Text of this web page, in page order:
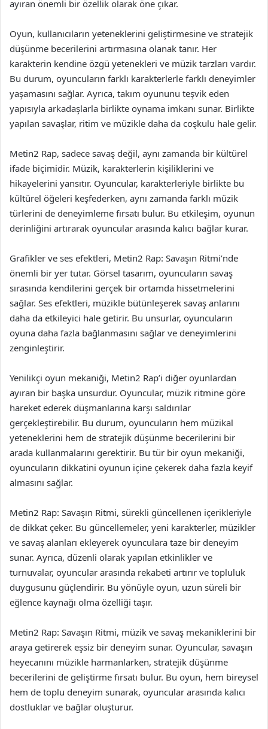
ayıran önemli bir özellik olarak öne çıkar.
Oyun, kullanıcıların yeteneklerini geliştirmesine ve stratejik
düşünme becerilerini artırmasına olanak tanır. Her
karakterin kendine özgü yetenekleri ve müzik tarzları vardır.
Bu durum, oyuncuların farklı karakterlerle farklı deneyimler
yaşamasını sağlar. Ayrıca, takım oyununu teşvik eden
yapısıyla arkadaşlarla birlikte oynama imkanı sunar. Birlikte
yapılan savaşlar, ritim ve müzikle daha da coşkulu hale gelir.
Metin2 Rap, sadece savaş değil, aynı zamanda bir kültürel
ifade biçimidir. Müzik, karakterlerin kişiliklerini ve
hikayelerini yansıtır. Oyuncular, karakterleriyle birlikte bu
kültürel öğeleri keşfederken, aynı zamanda farklı müzik
türlerini de deneyimleme fırsatı bulur. Bu etkileşim, oyunun
derinliğini artırarak oyuncular arasında kalıcı bağlar kurar.
Grafikler ve ses efektleri, Metin2 Rap: Savaşın Ritmi’nde
önemli bir yer tutar. Görsel tasarım, oyuncuların savaş
sırasında kendilerini gerçek bir ortamda hissetmelerini
sağlar. Ses efektleri, müzikle bütünleşerek savaş anlarını
daha da etkileyici hale getirir. Bu unsurlar, oyuncuların
oyuna daha fazla bağlanmasını sağlar ve deneyimlerini
zenginleştirir.
Yenilikçi oyun mekaniği, Metin2 Rap’i diğer oyunlardan
ayıran bir başka unsurdur. Oyuncular, müzik ritmine göre
hareket ederek düşmanlarına karşı saldırılar
gerçekleştirebilir. Bu durum, oyuncuların hem müzikal
yeteneklerini hem de stratejik düşünme becerilerini bir
arada kullanmalarını gerektirir. Bu tür bir oyun mekaniği,
oyuncuların dikkatini oyunun içine çekerek daha fazla keyif
almasını sağlar.
Metin2 Rap: Savaşın Ritmi, sürekli güncellenen içerikleriyle
de dikkat çeker. Bu güncellemeler, yeni karakterler, müzikler
ve savaş alanları ekleyerek oyunculara taze bir deneyim
sunar. Ayrıca, düzenli olarak yapılan etkinlikler ve
turnuvalar, oyuncular arasında rekabeti artırır ve topluluk
duygusunu güçlendirir. Bu yönüyle oyun, uzun süreli bir
eğlence kaynağı olma özelliği taşır.
Metin2 Rap: Savaşın Ritmi, müzik ve savaş mekaniklerini bir
araya getirerek eşsiz bir deneyim sunar. Oyuncular, savaşın
heyecanını müzikle harmanlarken, stratejik düşünme
becerilerini de geliştirme fırsatı bulur. Bu oyun, hem bireysel
hem de toplu deneyim sunarak, oyuncular arasında kalıcı
dostluklar ve bağlar oluşturur.